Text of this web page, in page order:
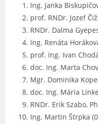
Ing. Janka
prof. RNDr. Jozef
RNDr. Dalma
Ing. Renáta
prof. Ing. Ivan
doc. Ing. Marta
Mgr. Dominika
doc. Ing. Mária
RNDr. Erik Szabo,
Ing. Martin Štrpka